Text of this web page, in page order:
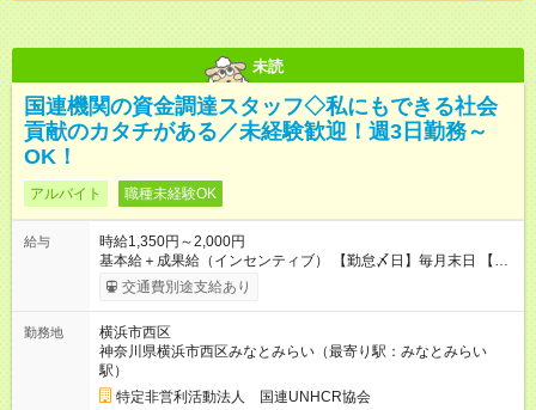
未読
国連機関の資金調達スタッフ◇私にもできる社会
貢献のカタチがある／未経験歓迎！週3日勤務～
OK！
アルバイト 職種未経験OK
給与
時給1,350円～2,000円
基本給＋成果給（インセンティブ） 【勤怠〆日】毎月末日 【給
与支払】翌月15日 下記はモデルの月収例です。詳細は面接でご
案内します。 ────── モデル月収 ────── 【週3日／月12日
万(時給1400円～) 【週4日／月16日勤務の場合】 1年目:月収
20.5万(時給1350円～) 2年目:月収25.6万(時給1400円～) 【週5日
／月22日勤務の場合】 1年目:月収28.1万(時給1350円～) 2年目:
月収35.0万(時給1400円～) ※上記は1日8時間換算、成果給を加
交通費別途支給あり
勤務地
横浜市西区
神奈川県横浜市西区みなとみらい（最寄り駅：みなとみらい
駅）
特定非営利活動法人 国連UNHCR協会